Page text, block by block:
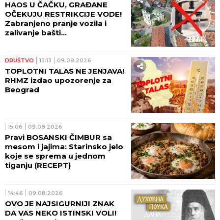
HAOS U ČAČKU, GRAĐANE
OČEKUJU RESTRIKCIJE VODE!
Zabranjeno pranje vozila i
zalivanje bašti...
DRUŠTVO 15:13 09.08.2026
TOPLOTNI TALAS NE JENJAVA!
RHMZ izdao upozorenje za
Beograd
15:06 09.08.2026
Pravi BOSANSKI ČIMBUR sa
mesom i jajima: Starinsko jelo
koje se sprema u jednom
tiganju (RECEPT)
14:46 09.08.2026
OVO JE NAJSIGURNIJI ZNAK
DA VAS NEKO ISTINSKI VOLI!